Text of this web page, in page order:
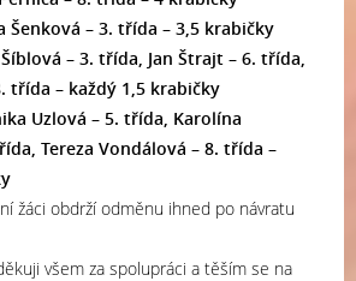
Šenková – 3. třída – 3,5 krabičky
– 3. třída, Jan Štrajt – 6. třída,
třída – každý 1,5 krabičky
Uzlová – 5. třída, Karolína
Tereza Vondálová – 8. třída –
žáci obdrží odměnu ihned po návratu
všem za spolupráci a těším se na